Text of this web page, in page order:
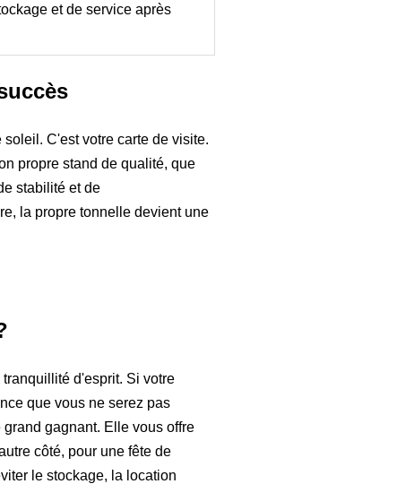
et de service après
C'est votre carte de visite.
propre stand de qualité, que
stabilité et de
la propre tonnelle devient une
d'esprit. Si votre
que vous ne serez pas
grand gagnant. Elle vous offre
côté, pour une fête de
le stockage, la location